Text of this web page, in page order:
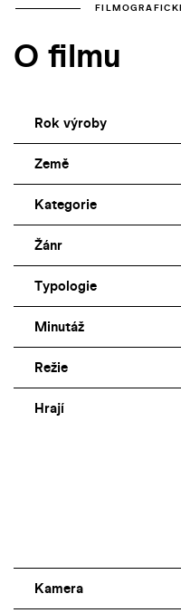
stále víc k
Hlavních rolí ve snímku
O filmu
Rok výroby
Země
Kategorie
Žánr
Typologie
Minutáž
Režie
Hrají
Kamera